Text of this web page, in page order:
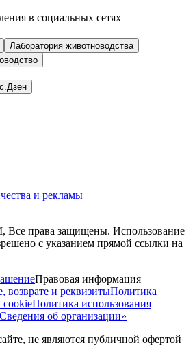
в социальных сетях
Лаборатория животноводства
и рекламы
Все права защищены. Использование
с указанием прямой ссылки на
Правовая информация
возврате и реквизитыПолитика
cookieПолитика использования
Сведения об организации»
не являются публичной офертой